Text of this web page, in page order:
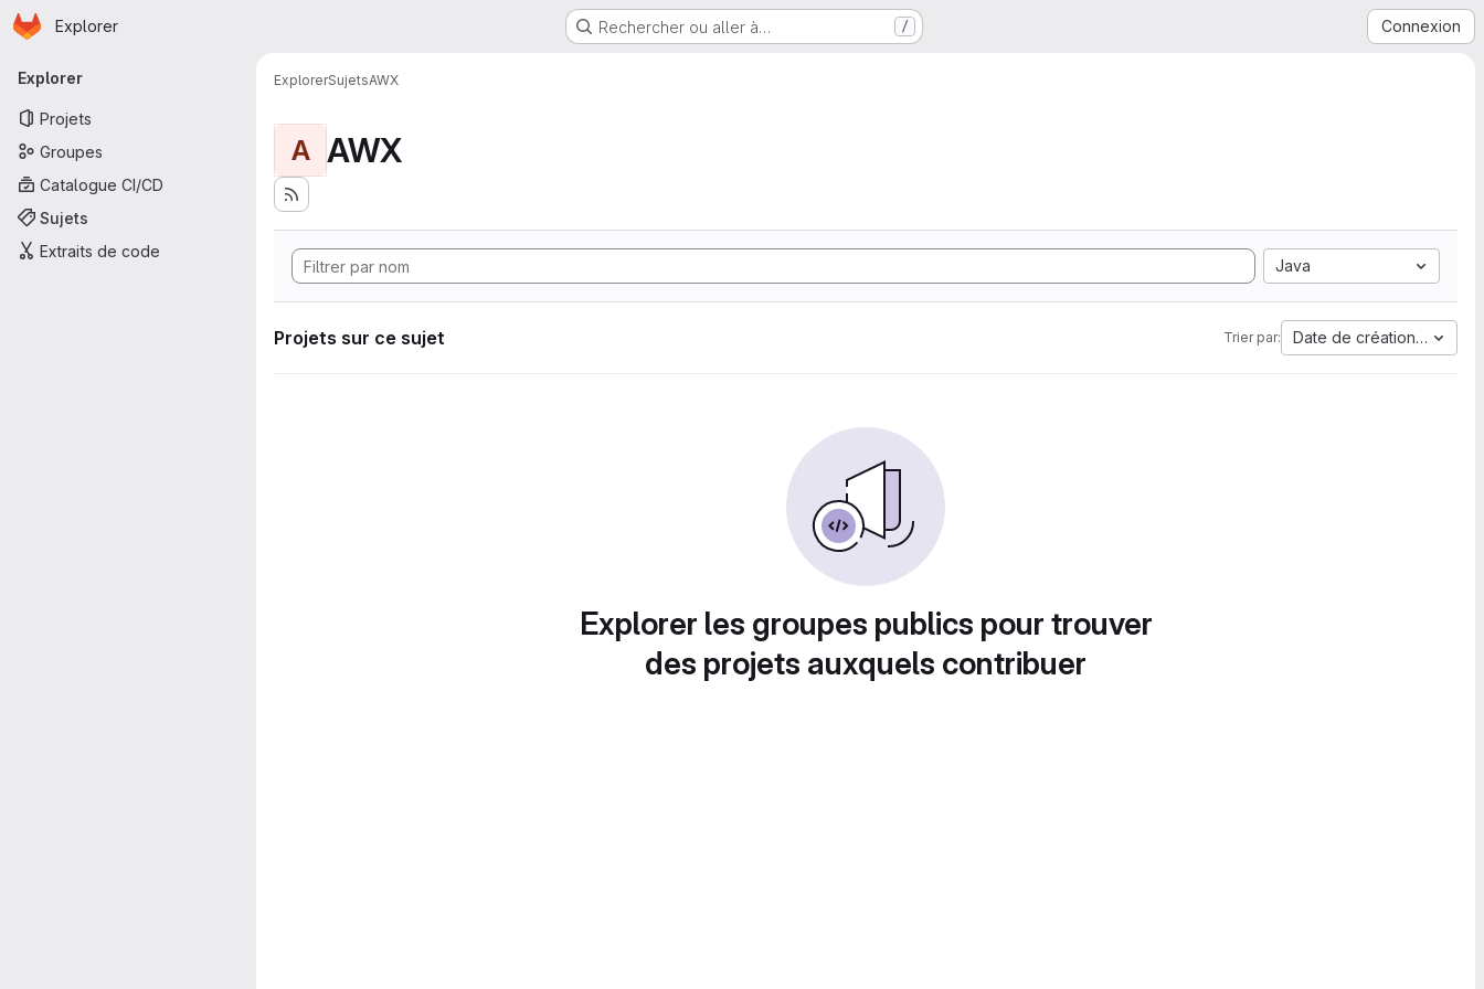
Passer au contenu principal
Page d'accueil
Explorer Rechercher ou aller à… / Connexion
Navigation principale
Explorer
Projets
Groupes
Catalogue CI/CD
Sujets
Extraits de code
ExplorerSujetsAWX
A AWX
Java
Projets sur ce sujet Trier par: Date de création la plus
Explorer les groupes publics pour trouver
des projets auxquels contribuer